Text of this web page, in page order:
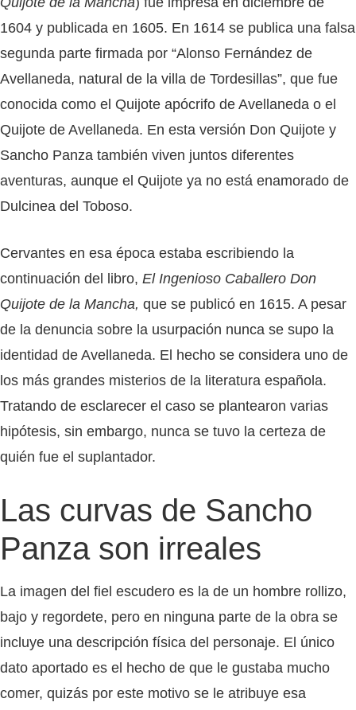
1604 y publicada en 1605. En 1614 se publica una falsa
segunda parte firmada por “Alonso Fernández de
Avellaneda, natural de la villa de Tordesillas”, que fue
conocida como el Quijote apócrifo de Avellaneda o el
Quijote de Avellaneda. En esta versión Don Quijote y
Sancho Panza también viven juntos diferentes
aventuras, aunque el Quijote ya no está enamorado de
Dulcinea del Toboso.
Cervantes en esa época estaba escribiendo la
continuación del libro, El Ingenioso Caballero Don
Quijote de la Mancha, que se publicó en 1615. A pesar
de la denuncia sobre la usurpación nunca se supo la
identidad de Avellaneda. El hecho se considera uno de
los más grandes misterios de la literatura española.
Tratando de esclarecer el caso se plantearon varias
hipótesis, sin embargo, nunca se tuvo la certeza de
quién fue el suplantador.
Las curvas de Sancho
Panza son irreales
La imagen del fiel escudero es la de un hombre rollizo,
bajo y regordete, pero en ninguna parte de la obra se
incluye una descripción física del personaje. El único
dato aportado es el hecho de que le gustaba mucho
comer, quizás por este motivo se le atribuye esa